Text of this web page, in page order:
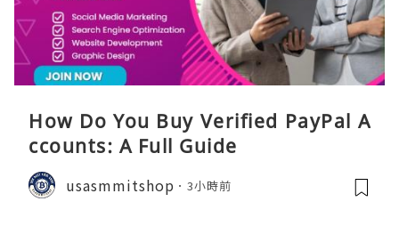
How Do You Buy Verified PayPal A
ccounts: A Full Guide
usasmmitshop 3小時前